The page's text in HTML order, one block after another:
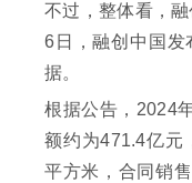
不过，整体看，
6日，融创中国发
据。
根据公告，2024
额约为471.4亿元
平方米，合同销